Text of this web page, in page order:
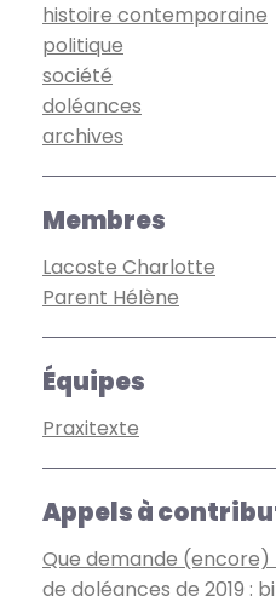
histoire contemporaine
politique
société
doléances
archives
Membres
Lacoste Charlotte
Parent Hélène
Équipes
Praxitexte
Appels à
Que demande (encore)
de doléances de 2019 :